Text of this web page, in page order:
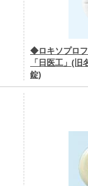
◆ロキソプロ
「日医工」(
錠)